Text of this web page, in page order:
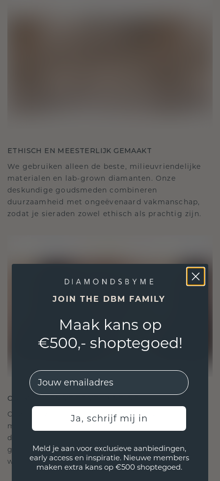
ETHISCH EN MEESTERLIJK GEMAAKT
We gebruiken alleen de beste, milieuvriendelijke
materialen en lab-grown diamanten. Onze
deskundige goudsmeden combineren
duurzaamheid met ongeëvenaard vakmanschap,
zodat je sieraden zowel ethisch als prachtig zijn.
ONTWORPEN VOOR VERBINDING
Onze ontwerpfilosofie is gericht op verbinding,
met elk stuk ontworpen om de tand des tijds te
doorstaan. Het wordt jouw symbool van liefde en
gekoesterde momenten, bedoeld om voor altijd te
worden gedragen en gekoesterd.
JOIN THE DBM FAMILY
Maak kans op
€500,- shoptegoed!
EMail
Ja, schrijf mij in
Meld je aan voor exclusieve aanbiedingen,
early access en inspiratie. Nieuwe members
maken extra kans op €500 shoptegoed.